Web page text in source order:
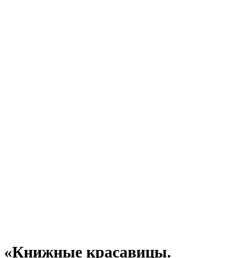
«Книжные красавицы.